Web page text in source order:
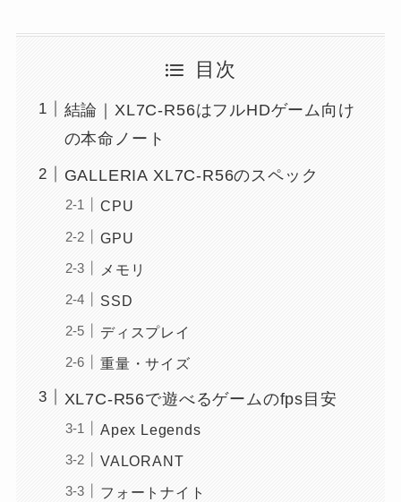
目次
結論｜XL7C-R56はフルHDゲーム向け
の本命ノート
GALLERIA XL7C-R56のスペック
CPU
GPU
メモリ
SSD
ディスプレイ
重量・サイズ
XL7C-R56で遊べるゲームのfps目安
Apex Legends
VALORANT
フォートナイト